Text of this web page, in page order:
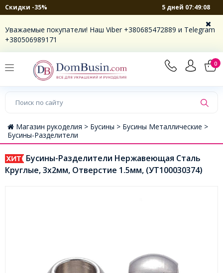
Скидки -35% 5 дней 07:49:08
Уважаемые покупатели! Наш Viber +380685472889 и Telegram
+380506989171
0
Магазин рукоделия > Бусины > Бусины Металлические >
Бусины-Разделители
Бусины-Разделители Нержавеющая Сталь
Круглые, 3х2мм, Отверстие 1.5мм, (УТ100030374)